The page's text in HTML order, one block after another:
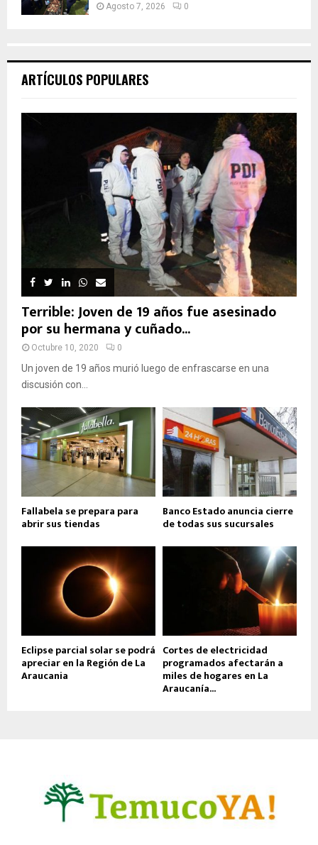
Agosto 7, 2026 0
ARTÍCULOS POPULARES
Terrible: Joven de 19 años fue asesinado
por su hermana y cuñado...
Octubre 10, 2020 0
Un joven de 19 años murió luego de enfrascarse en una
discusión con...
Fallabela se prepara para
abrir sus tiendas
Banco Estado anuncia cierre
de todas sus sucursales
Eclipse parcial solar se podrá
apreciar en la Región de La
Araucania
Cortes de electricidad
programados afectarán a
miles de hogares en La
Araucanía...